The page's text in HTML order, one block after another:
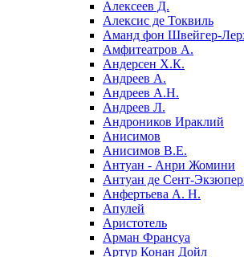
Алексеев Д.
Алексис де Токвиль
Аманд фон Швейгер-
Амфитеатров А.
Андерсен Х.К.
Андреев А.
Андреев А.Н.
Андреев Л.
Андроников Ираклий
Анисимов
Анисимов В.Е.
Антуан - Анри Жомини
Антуан де Сент-
Анфертьева А. Н.
Апулей
Аристотель
Арман Франсуа
Артур Конан Дойл